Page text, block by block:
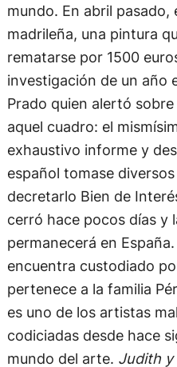
mundo. En abril pasado,
madrileña, una pintura
rematarse por 1500
investigación de un año
Prado quien alertó
aquel cuadro: el
exhaustivo informe y
español tomase
decretarlo Bien de
cerró hace pocos días y
permanecerá en
encuentra custodiado
pertenece a la familia
es uno de los artistas
codiciadas desde hace
mundo del arte. Judith y